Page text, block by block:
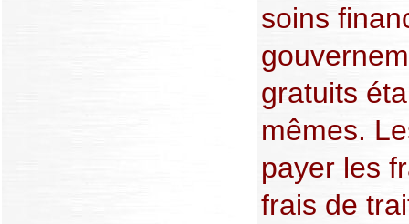
soins
gratuits
mêmes.
payer les
frais de